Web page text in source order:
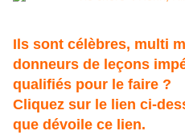
Ils sont célèbres, multi
donneurs de leçons
qualifiés pour le faire ?
Cliquez sur le lien ci-
que dévoile ce lien.